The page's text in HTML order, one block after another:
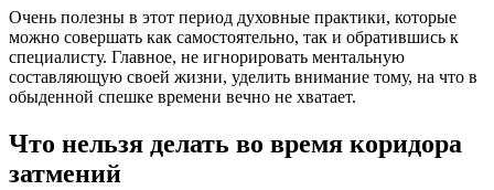
Очень полезны в этот период духовные практики, которые
можно совершать как самостоятельно, так и обратившись к
специалисту. Главное, не игнорировать ментальную
составляющую своей жизни, уделить внимание тому, на что в
обыденной спешке времени вечно не хватает.
Что нельзя делать во время коридора
затмений